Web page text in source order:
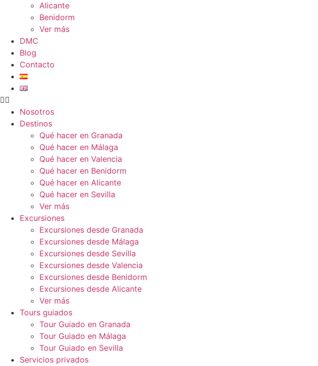
Alicante
Benidorm
Ver más
DMC
Blog
Contacto
Nosotros
Destinos
Qué hacer en Granada
Qué hacer en Málaga
Qué hacer en Valencia
Qué hacer en Benidorm
Qué hacer en Alicante
Qué hacer en Sevilla
Ver más
Excursiones
Excursiones desde Granada
Excursiones desde Málaga
Excursiones desde Sevilla
Excursiones desde Valencia
Excursiones desde Benidorm
Excursiones desde Alicante
Ver más
Tours guiados
Tour Guiado en Granada
Tour Guiado en Málaga
Tour Guiado en Sevilla
Servicios privados